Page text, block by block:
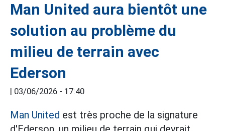
Man United aura bientôt une
solution au problème du
milieu de terrain avec
Ederson
03/06/2026 - 17:40
Man United est très proche de la signature